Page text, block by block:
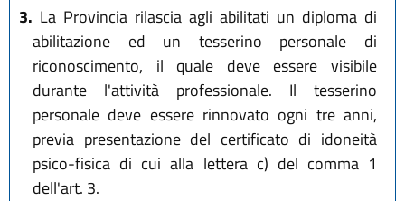
3. La Provincia rilascia agli abilitati un diploma di
abilitazione ed un tesserino personale di
riconoscimento, il quale deve essere visibile
durante l'attività professionale. Il tesserino
personale deve essere rinnovato ogni tre anni,
previa presentazione del certificato di idoneità
psico-fisica di cui alla lettera c) del comma 1
dell'art. 3.